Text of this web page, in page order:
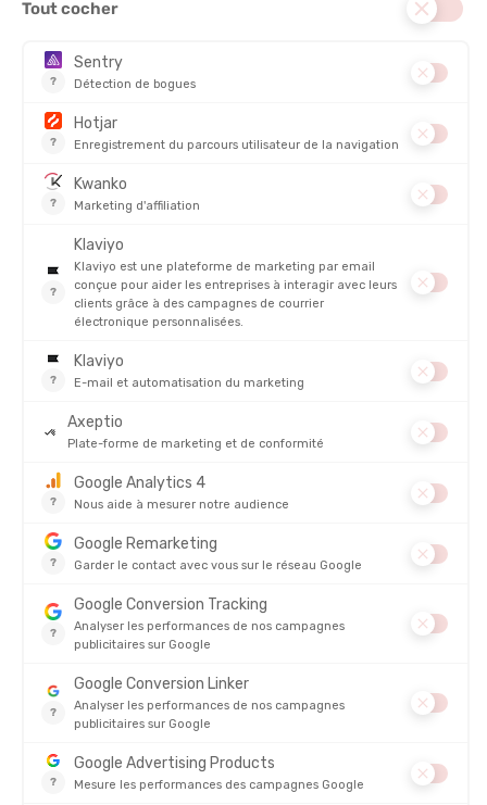
PR). C'est un gage de qualité pour ceux qui veulent s'assurer que
Avantages :parcours homologués et sécurisés, soutient
l'entretien des sentiers.
Inconvénients :
communautaires.
Strava
Connue pour le cyclisme et la course à pied,
s'impose
aussi en randonnée. Ses "Heatmaps" permettent de voir quels
chemins sont réellement empruntés par les locaux, ce qui est
très utile pour sortir des sentiers battus tout en restant sur des
traces sécurisantes.
Avantages :aspect social très fort et cartes de fréquentation
(Heatmaps) uniques.
spécialisés.
Et si vous décidez de randonner en famille,
guide pratique pour réussir votre rando avec vos enfants
Également, découvrez toutes nos astuces pour bien lire le
balisage durant votre rando
Tableau comparatif des applications de randonnée
rando pour choisir celle qui convient le mieux à votre pratique.
LÉGENDE : Inclus Partiel / payant Absent
APPLICATION PLATEFORMES
AllTrails
VTT
IOS
AND
WEB